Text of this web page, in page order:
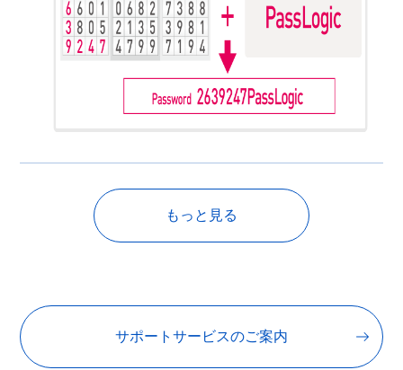
もっと見る
サポートサービスのご案内